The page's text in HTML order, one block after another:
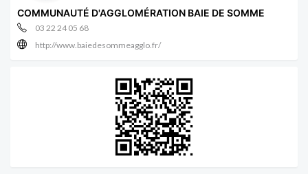
COMMUNAUTÉ D'AGGLOMÉRATION BAIE DE SOMME
03 22 24 05 68
http://www.baiedesommeagglo.fr/